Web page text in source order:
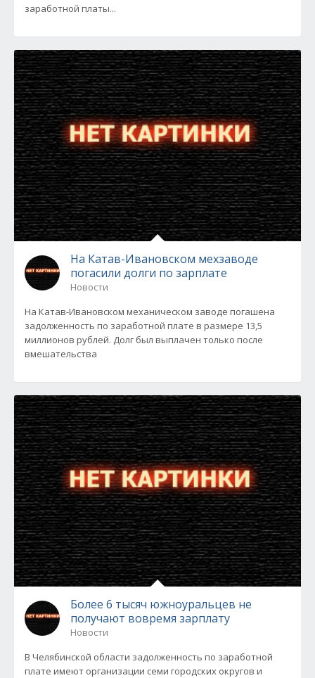
заработной платы...
На Катав-Ивановском мехзаводе
погасили долги по зарплате
Новости
На Катав-Ивановском механическом заводе погашена
задолженность по заработной плате в размере 13,5
миллионов рублей. Долг был выплачен только после
вмешательства
Более 6 тысяч южноуральцев не
получают вовремя зарплату
Новости
В Челябинской области задолженность по заработной
плате имеют организации семи городских округов и